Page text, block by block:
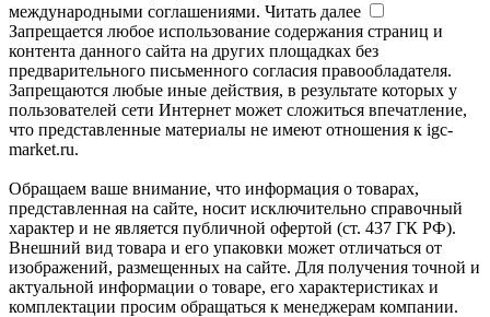
международными соглашениями. Читать далее
Запрещается любое использование содержания страниц и
контента данного сайта на других площадках без
предварительного письменного согласия правообладателя.
Запрещаются любые иные действия, в результате которых у
пользователей сети Интернет может сложиться впечатление,
что представленные материалы не имеют отношения к igc-
market.ru.
Обращаем ваше внимание, что информация о товарах,
представленная на сайте, носит исключительно справочный
характер и не является публичной офертой (ст. 437 ГК РФ).
Внешний вид товара и его упаковки может отличаться от
изображений, размещенных на сайте. Для получения точной и
актуальной информации о товаре, его характеристиках и
комплектации просим обращаться к менеджерам компании.